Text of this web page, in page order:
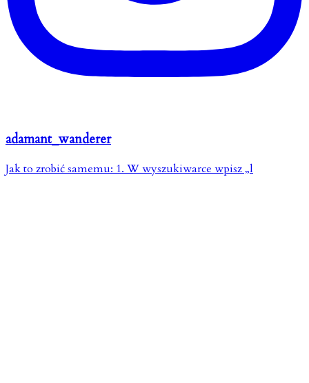
adamant_wanderer
Jak to zrobić samemu: 1. W wyszukiwarce wpisz „l